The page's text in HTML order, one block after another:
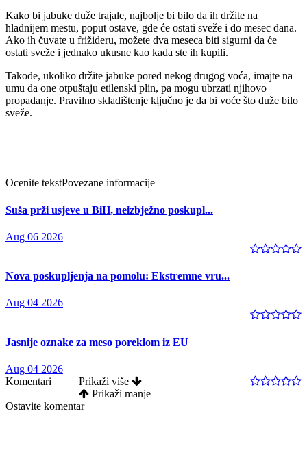
Kako bi jabuke duže trajale, najbolje bi bilo da ih držite na
hladnijem mestu, poput ostave, gde će ostati sveže i do mesec dana.
Ako ih čuvate u frižideru, možete dva meseca biti sigurni da će
ostati sveže i jednako ukusne kao kada ste ih kupili.
Takođe, ukoliko držite jabuke pored nekog drugog voća, imajte na
umu da one otpuštaju etilenski plin, pa mogu ubrzati njihovo
propadanje. Pravilno skladištenje ključno je da bi voće što duže bilo
sveže.
Ocenite tekstPovezane informacije
Suša prži usjeve u BiH, neizbježno poskupl...
Aug 06 2026
Nova poskupljenja na pomolu: Ekstremne vru...
Aug 04 2026
Jasnije oznake za meso poreklom iz EU
Aug 04 2026
Komentari
Prikaži više
Prikaži manje
Ostavite komentar